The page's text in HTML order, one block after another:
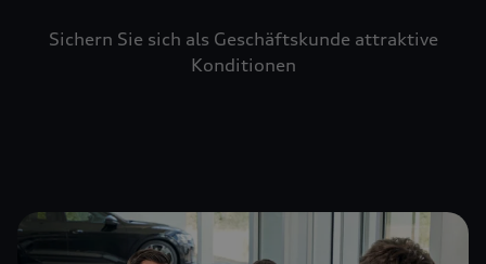
Sichern Sie sich als Geschäftskunde attraktive
Konditionen